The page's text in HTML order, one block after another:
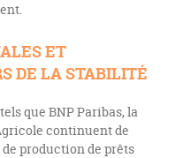
ET
DE LA STABILITÉ
que BNP Paribas, la
continuent de
production de prêts